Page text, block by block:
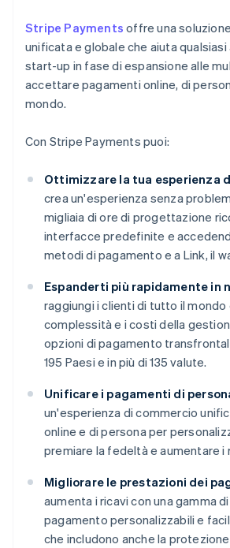
Stripe Payments offre una
unificata e globale che aiuta
start-up in fase di espansione alle
accettare pagamenti online, di
mondo.
Con Stripe Payments puoi:
Ottimizzare la tua esperienza
crea un'esperienza senza
migliaia di ore di progettazione
interfacce predefinite e
metodi di pagamento e a Link, il
Espanderti più rapidamente in
raggiungi i clienti di tutto il mondo
complessità e i costi della
opzioni di pagamento
195 Paesi e in più di 135 valute.
Unificare i pagamenti di
un'esperienza di commercio
online e di persona per
premiare la fedeltà e aumentare i
Migliorare le prestazioni dei
aumenta i ricavi con una gamma
pagamento personalizzabili e
che includono anche la